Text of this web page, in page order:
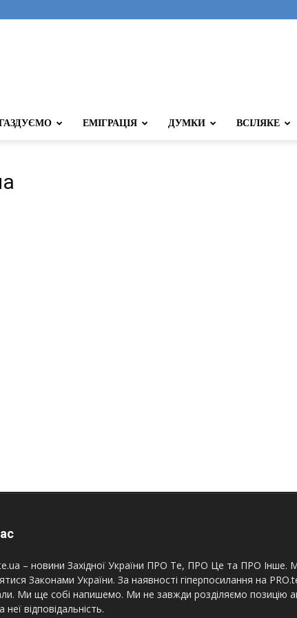
ЕМІГРАЦІЯ ДУМКИ ВСІЛЯКЕ
– новини Західної України ПРО Те, ПРО Це та ПРО Інше.
Законами України. За наявності гіперпосилання на
Ми ще собі напишемо. Ми не завжди розділяємо позицію
неї відповідальність.